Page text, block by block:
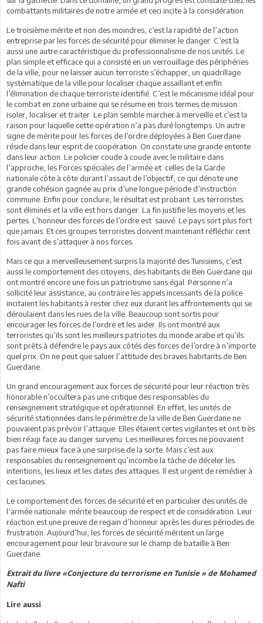
combattants militaires de notre armée et ceci incite à la considération.
Le troisième mérite et non des moindres, c’est la rapidité de l’action
entreprise par les forces de sécurité pour éliminer le danger. C’est là
aussi une autre caractéristique du professionnalisme de nos unités. Le
plan simple et efficace qui a consisté en un verrouillage des périphéries
de la ville, pour ne laisser aucun terroriste s’échapper, un quadrillage
systématique de la ville pour localiser chaque assaillant et enfin
l’élimination de chaque terroriste identifié. C’est le mécanisme idéal pour
le combat en zone urbaine qui se résume en trois termes de mission :
isoler, localiser et traiter. Le plan semble marcher à merveille et c’est la
raison pour laquelle cette opération n’a pas duré longtemps. Un autre
signe de mérite pour les forces de l’ordre déployées à Ben Guerdane
réside dans leur esprit de coopération. On constate une grande entente
dans leur action. Le policier coude à coude avec le militaire dans
l’approche, les Forces spéciales de l’armée et celles de la Garde
nationale côte à côte durant l’assaut de l’objectif, ce qui dénote une
grande cohésion gagnée au prix d’une longue période d’instruction
commune. Enfin pour conclure, le résultat est probant. Les terroristes
sont éliminés et la ville est hors danger. La fin justifie les moyens et les
pertes. L’honneur des forces de l’ordre est sauvé. Le pays sort plus fort
que jamais. Et ces groupes terroristes doivent maintenant réfléchir cent
fois avant de s’attaquer à nos forces.
Mais ce qui a merveilleusement surpris la majorité des Tunisiens, c’est
aussi le comportement des citoyens, des habitants de Ben Guerdane qui
ont montré encore une fois un patriotisme sans égal. Personne n’a
sollicité leur assistance, au contraire les appels incessants de la police
incitaient les habitants à rester chez eux durant les affrontements qui se
déroulaient dans les rues de la ville. Beaucoup sont sortis pour
encourager les forces de l’ordre et les aider. Ils ont montré aux
terroristes qu’ils sont les meilleurs patriotes du monde arabe et qu’ils
sont prêts à défendre le pays aux côtés des forces de l’ordre à n’importe
quel prix. On ne peut que saluer l’attitude des braves habitants de Ben
Guerdane.
Un grand encouragement aux forces de sécurité pour leur réaction très
honorable n’occultera pas une critique des responsables du
renseignement stratégique et opérationnel. En effet, les unités de
sécurité stationnées dans le périmètre de la ville de Ben Guerdane ne
pouvaient pas prévoir l’attaque. Elles étaient certes vigilantes et ont très
bien réagi face au danger survenu. Les meilleures forces ne pouvaient
pas faire mieux face à une surprise de la sorte. Mais c’est aux
responsables du renseignement qu’incombe la tâche de déceler les
intentions, les lieux et les dates des attaques. Il est urgent de remédier à
ces lacunes.
Le comportement des forces de sécurité et en particulier des unités de
l’armée nationale mérite beaucoup de respect et de considération. Leur
réaction est une preuve de regain d’honneur après les dures périodes de
frustration. Aujourd’hui, les forces de sécurité méritent un large
encouragement pour leur bravoure sur le champ de bataille à Ben
Guerdane.
Extrait du livre «Conjecture du terrorisme en Tunisie » de Mohamed
Nafti
Lire aussi